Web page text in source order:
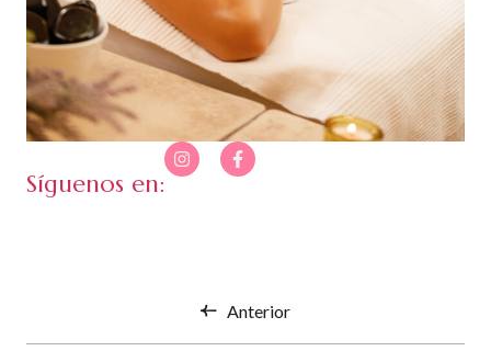
Síguenos en:
Anterior